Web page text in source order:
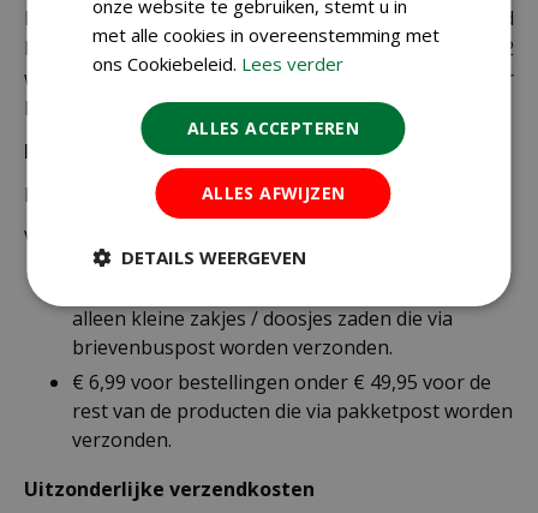
bezorgen maken wij gebruik van PostNL. De levertijd
bedraagt doorgaans tussen de 1 en 2
werkdagen. Deze bezorgtijd geldt zowel voor
Nederland als België.
Bezorgkosten Nederland:
Bestellingen van € 49,95 of meer verzenden wij gratis.
Voor een bestelling onder € 49,95 zijn er 2 tarieven:
alleen kleine zakjes / doosjes zaden die via
brievenbuspost worden verzonden.
€ 6,99 voor bestellingen onder € 49,95 voor de
rest van de producten die via pakketpost worden
verzonden.
Uitzonderlijke verzendkosten
onze website te gebruiken, stemt u in
met alle cookies in overeenstemming met
ons Cookiebeleid. Lees verder
ALLES ACCEPTEREN
ALLES AFWIJZEN
DETAILS WEERGEVEN